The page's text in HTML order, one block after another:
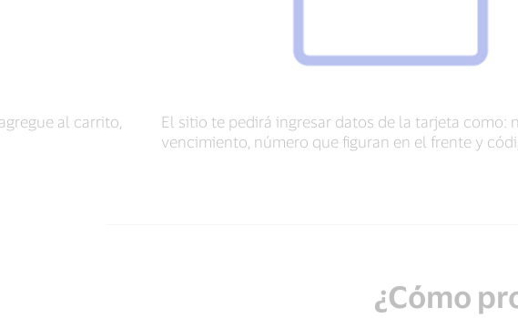
al carrito,
El sitio te pedirá ingresar datos de la tarjeta como:
vencimiento, número que figuran en el frente y
¿Cómo